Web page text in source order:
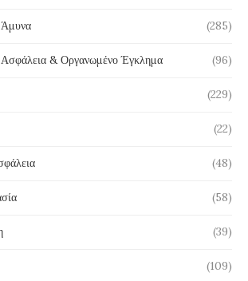
Άμυνα (285)
& Οργανωμένο Έγκλημα (96)
(229)
(22)
(48)
(58)
(39)
(109)